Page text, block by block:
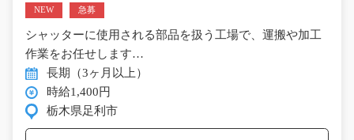
NEW 急募
シャッターに使用される部品を扱う工場で、運搬や加工
作業をお任せします…
長期（3ヶ月以上）
時給1,400円
栃木県足利市